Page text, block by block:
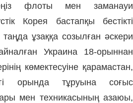
флоты мен заманауи
Корея бастапқы бестік­ті
таңда ұзаққа созылған әскери
Украи­на 18-орыннан
көмектесуіне қа­ра­мастан,
орында тұруына соғыс
мен техникасының азаюы,